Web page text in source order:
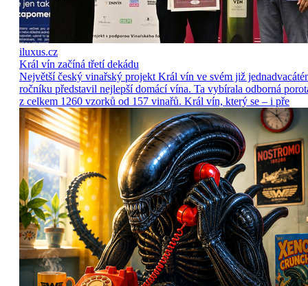
iluxus.cz
Král vín začíná třetí dekádu
Největší český vinařský projekt Král vín ve svém již
ročníku představil nejlepší domácí vína. Ta vybírala odborná
z celkem 1260 vzorků od 157 vinařů. Král vín, který se – i pře